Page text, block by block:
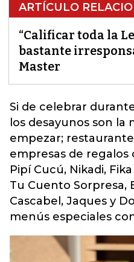
ARTÍCULO
“Calificar toda la
bastante
Master
Si de celebrar
los desayunos son la
empezar;
empresas de regalos
Pipí Cucú, Nikadi,
Tu Cuento Sorpresa,
Cascabel, Jaques y
menús especiales